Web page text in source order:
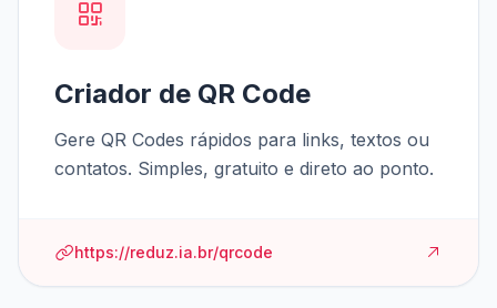
Criador de QR Code
Gere QR Codes rápidos para links, textos ou
contatos. Simples, gratuito e direto ao ponto.
https://reduz.ia.br/qrcode